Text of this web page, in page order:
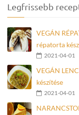
Legfrissebb
VEGÁN
répatorta
2021-04-01
VEGÁN
készítése
2021-04-01